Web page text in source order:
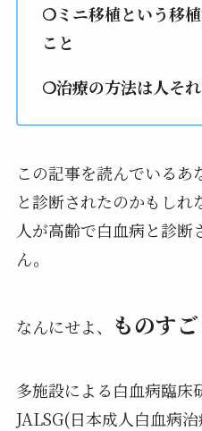
❍ミニ移植という移
こと
❍治療の方法は人そ
この記事を読んでいる
と診断されたのかもし
人が高齢で白血病と診断
ん。
なんにせよ、 ものす
多施設による白血病臨床
JALSG(日本成人白血病